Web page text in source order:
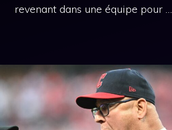
revenant dans une équipe pour …